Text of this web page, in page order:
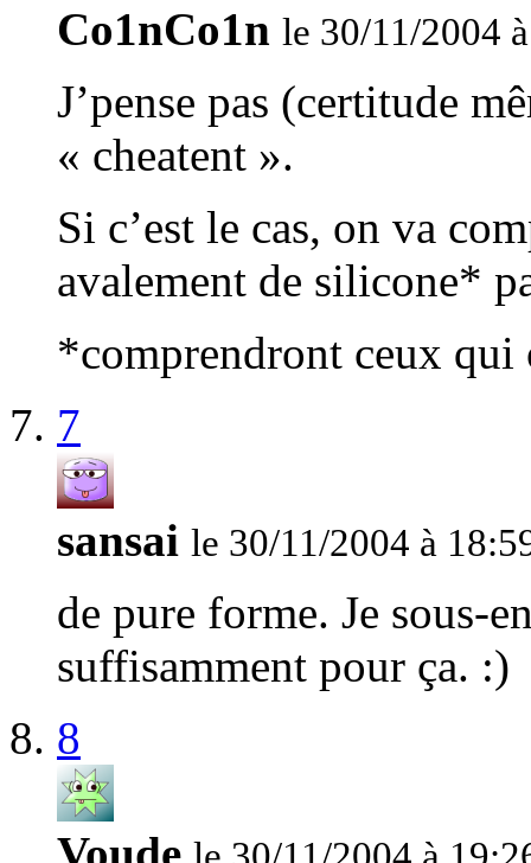
Co1nCo1n le 30/11/2004
J’pense pas (certitude
« cheatent ».
Si c’est le cas, on va
avalement de silicone*
*comprendront ceux qui
7
sansai le 30/11/2004 à
de pure forme. Je sous-
suffisamment pour ça. :)
8